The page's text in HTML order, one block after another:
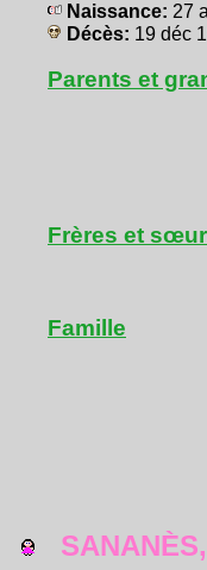
Naissance: 27
Décès: 19 déc
Parents et
Frères et
Famille